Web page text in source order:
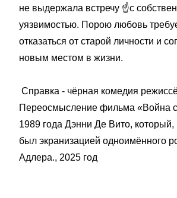
не выдержала встречу ☝️с
уязвимостью. Порою любовь
отказаться от старой личности и
новым местом в жизни.
Справка - чёрная комедия
Переосмысление фильма «Война
1989 года Дэнни Де Вито,
был экранизацией одноимённого
Адлера., 2025 год